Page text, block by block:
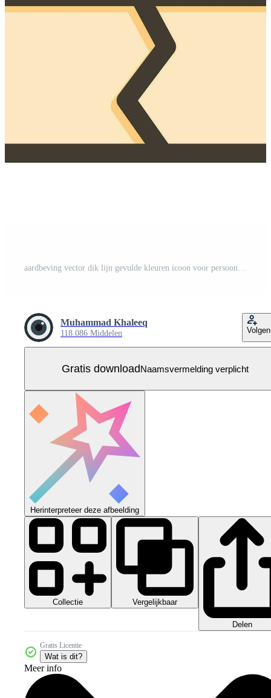
aardbeving vector dik lijn gevulde kleuren icoon voor persoonlijk en reclame gebruiken. Gratis Vector
Muhammad Khaleeq
118.086 Middelen Volgen
Gratis downloadNaamsvermelding verplicht
Herinterpreteer deze afbeelding
Collectie Vergelijkbaar
Delen
Gratis Licentie
Wat is dit?
Meer info